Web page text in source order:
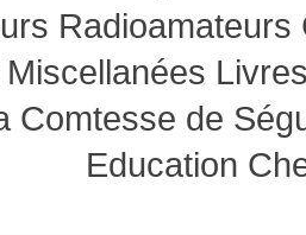
Radioamateurs
Miscellanées
Comtesse de
Education